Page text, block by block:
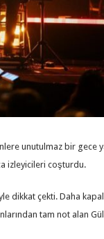
unutulmaz bir gece
izleyicileri coşturdu.
dikkat çekti. Daha
tam not alan